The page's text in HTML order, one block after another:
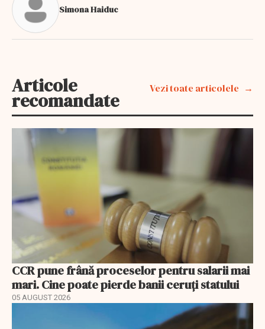
Simona Haiduc
Articole
recomandate
Vezi toate articolele
CCR pune frână proceselor pentru salarii mai
mari. Cine poate pierde banii ceruți statului
05 AUGUST 2026